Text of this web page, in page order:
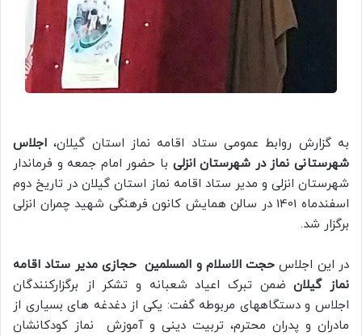
به گزارش روابط عمومی ستاد اقامه نماز استان گیلان، اجلاس
شهرستانی نماز در شهرستان انزلی با حضور امام جمعه و فرماندار
شهرستان انزلی و مدیر ستاد اقامه نماز استان گیلان در تاریخ دوم
اسفندماه 1401 در سالن همایش کانون فرهنگی شهید چمران انزلی
برگزار شد.
در این اجلاس حجت الاسلام و المسلمین حجازی مدیر ستاد اقامه
نماز گیلانضمن تبرک اعیاد شعبانه و تشکر از برگزارکنندگان
اجلاس و دستگاههای مربوطه گفت: یکی از دغدغه های بسیاری از
مادران و پدران محترم، تربیت دینی و آموزش نماز کودکانشان